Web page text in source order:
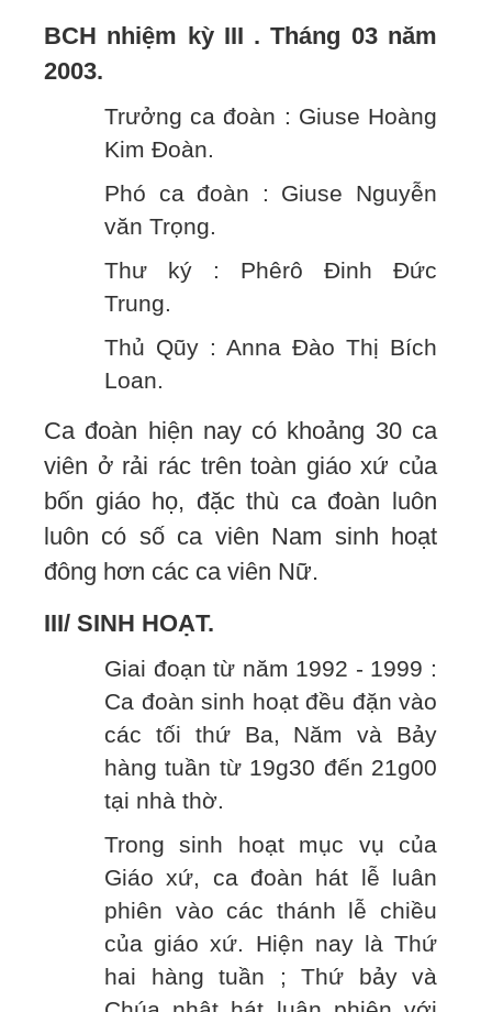
BCH nhiệm kỳ III . Tháng 03 năm
2003.
Trưởng ca đoàn : Giuse Hoàng
Kim Đoàn.
Phó ca đoàn : Giuse Nguyễn
văn Trọng.
Thư ký : Phêrô Đinh Đức
Trung.
Thủ Qũy : Anna Đào Thị Bích
Loan.
Ca đoàn hiện nay có khoảng 30 ca
viên ở rải rác trên toàn giáo xứ của
bốn giáo họ, đặc thù ca đoàn luôn
luôn có số ca viên Nam sinh hoạt
đông hơn các ca viên Nữ.
III/ SINH HOẠT.
Giai đoạn từ năm 1992 - 1999 :
Ca đoàn sinh hoạt đều đặn vào
các tối thứ Ba, Năm và Bảy
hàng tuần từ 19g30 đến 21g00
tại nhà thờ.
Trong sinh hoạt mục vụ của
Giáo xứ, ca đoàn hát lễ luân
phiên vào các thánh lễ chiều
của giáo xứ. Hiện nay là Thứ
hai hàng tuần ; Thứ bảy và